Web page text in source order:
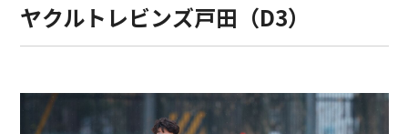
ヤクルトレビンズ戸田（D3）